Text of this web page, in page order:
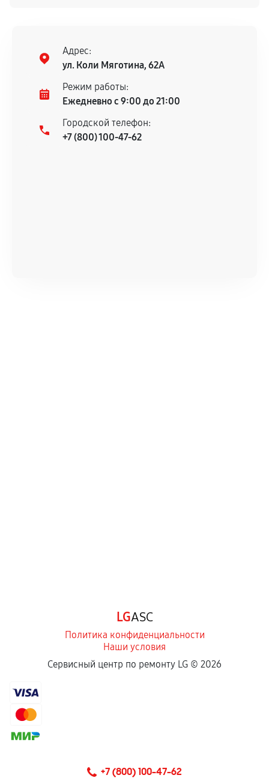
Адрес:
ул. Коли Мяготина, 62А
Режим работы:
Ежедневно с 9:00 до 21:00
Городской телефон:
+7 (800) 100-47-62
LGASC
Политика конфиденциальности
Наши условия
Сервисный центр по ремонту LG © 2026
+7 (800) 100-47-62